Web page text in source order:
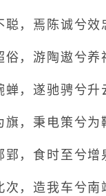
，焉陈诚兮效
，游陶遨兮养
，遂驰骋兮升
，秉电策兮为
，食时至兮增
，造我车兮南